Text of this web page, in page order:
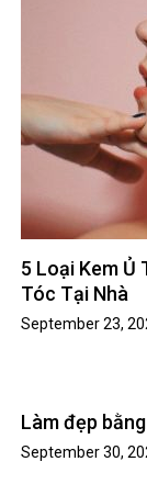
5 Loại Kem Ủ
Tóc Tại Nhà
September 23,
Làm đẹp
September 30,